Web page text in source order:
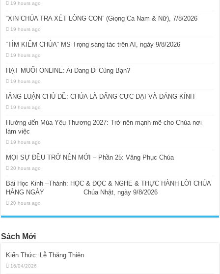
19 hours ago
“XIN CHÚA TRA XÉT LÒNG CON” (Giọng Ca Nam & Nữ), 7/8/2026
19 hours ago
“TÌM KIẾM CHÚA” MS Trọng sáng tác trên AI, ngày 9/8/2026
19 hours ago
HẠT MUỐI ONLINE: Ai Đang Đi Cùng Bạn?
19 hours ago
IẢNG LUẬN CHỦ ĐỀ: CHÚA LÀ ĐẤNG CỰC ĐẠI VÀ ĐÁNG KÍNH
19 hours ago
Hướng đến Mùa Yêu Thương 2027: Trở nên mạnh mẽ cho Chúa nơi
làm việc
19 hours ago
MỌI SỰ ĐỀU TRỞ NÊN MỚI – Phần 25: Vâng Phục Chúa
20 hours ago
Bài Học Kinh –Thánh: HỌC & ĐỌC & NGHE & THỰC HÀNH LỜI CHÚA
HẰNG NGÀY Chúa Nhật, ngày 9/8/2026
20 hours ago
Sách Mới
Kiến Thức: Lễ Thăng Thiên
16/04/2026